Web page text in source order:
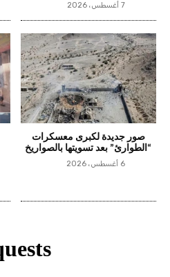
7 أغسطس، 2026
صور جديدة لكبرى معسكرات
“الطوارئ” بعد تسويتها بالصواريخ
6 أغسطس، 2026